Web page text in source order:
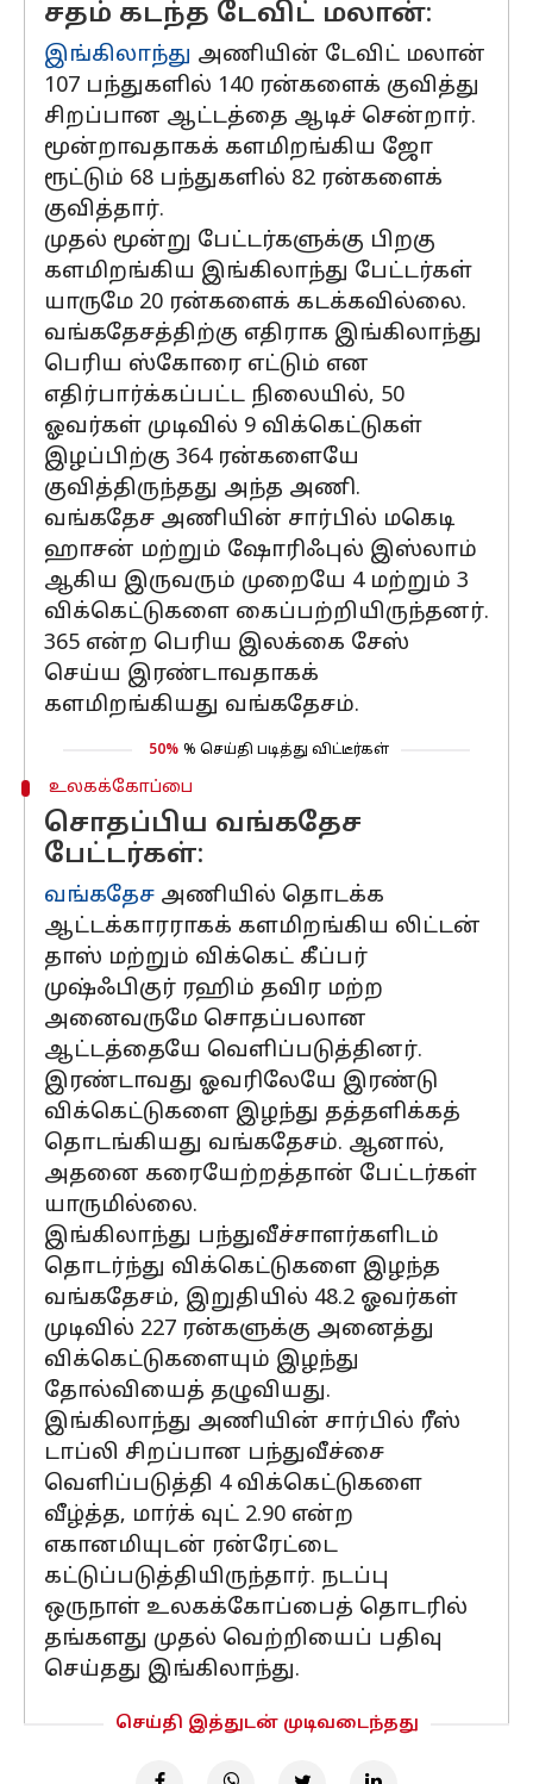
சதம் கடந்த டேவிட் மலான்:
இங்கிலாந்து அணியின் டேவிட் மலான்
107 பந்துகளில் 140 ரன்களைக் குவித்து
சிறப்பான ஆட்டத்தை ஆடிச் சென்றார்.
மூன்றாவதாகக் களமிறங்கிய ஜோ
ரூட்டும் 68 பந்துகளில் 82 ரன்களைக்
குவித்தார்.
முதல் மூன்று பேட்டர்களுக்கு பிறகு
களமிறங்கிய இங்கிலாந்து பேட்டர்கள்
யாருமே 20 ரன்களைக் கடக்கவில்லை.
வங்கதேசத்திற்கு எதிராக இங்கிலாந்து
பெரிய ஸ்கோரை எட்டும் என
எதிர்பார்க்கப்பட்ட நிலையில், 50
ஓவர்கள் முடிவில் 9 விக்கெட்டுகள்
இழப்பிற்கு 364 ரன்களையே
குவித்திருந்தது அந்த அணி.
வங்கதேச அணியின் சார்பில் மகெடி
ஹாசன் மற்றும் ஷோரிஃபுல் இஸ்லாம்
ஆகிய இருவரும் முறையே 4 மற்றும் 3
விக்கெட்டுகளை கைப்பற்றியிருந்தனர்.
365 என்ற பெரிய இலக்கை சேஸ்
செய்ய இரண்டாவதாகக்
களமிறங்கியது வங்கதேசம்.
50% % செய்தி படித்து விட்டீர்கள்
உலகக்கோப்பை
சொதப்பிய வங்கதேச
பேட்டர்கள்:
வங்கதேச அணியில் தொடக்க
ஆட்டக்காரராகக் களமிறங்கிய லிட்டன்
தாஸ் மற்றும் விக்கெட் கீப்பர்
முஷ்ஃபிகுர் ரஹிம் தவிர மற்ற
அனைவருமே சொதப்பலான
ஆட்டத்தையே வெளிப்படுத்தினர்.
இரண்டாவது ஓவரிலேயே இரண்டு
விக்கெட்டுகளை இழந்து தத்தளிக்கத்
தொடங்கியது வங்கதேசம். ஆனால்,
அதனை கரையேற்றத்தான் பேட்டர்கள்
யாருமில்லை.
இங்கிலாந்து பந்துவீச்சாளர்களிடம்
தொடர்ந்து விக்கெட்டுகளை இழந்த
வங்கதேசம், இறுதியில் 48.2 ஓவர்கள்
முடிவில் 227 ரன்களுக்கு அனைத்து
விக்கெட்டுகளையும் இழந்து
தோல்வியைத் தழுவியது.
இங்கிலாந்து அணியின் சார்பில் ரீஸ்
டாப்லி சிறப்பான பந்துவீச்சை
வெளிப்படுத்தி 4 விக்கெட்டுகளை
வீழ்த்த, மார்க் வுட் 2.90 என்ற
எகானமியுடன் ரன்ரேட்டை
கட்டுப்படுத்தியிருந்தார். நடப்பு
ஒருநாள் உலகக்கோப்பைத் தொடரில்
தங்களது முதல் வெற்றியைப் பதிவு
செய்தது இங்கிலாந்து.
செய்தி இத்துடன் முடிவடைந்தது